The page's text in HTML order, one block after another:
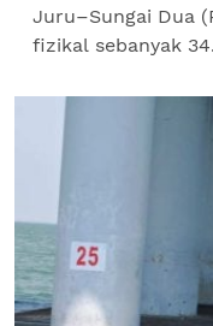
Juru–Sungai Dua
fizikal sebanyak
jadual...